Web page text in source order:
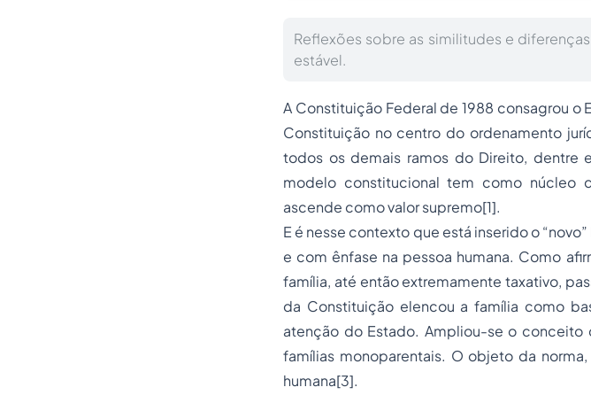
Reflexões sobre as similitudes e
estável.
A Constituição Federal de 1988 consagrou
Constituição no centro do ordenamento
todos os demais ramos do Direito, dentre
modelo constitucional tem como núcleo
ascende como valor supremo[1].
E é nesse contexto que está inserido o
e com ênfase na pessoa humana. Como
família, até então extremamente taxativo,
da Constituição elencou a família como
atenção do Estado. Ampliou-se o conceito
famílias monoparentais. O objeto da
humana[3].